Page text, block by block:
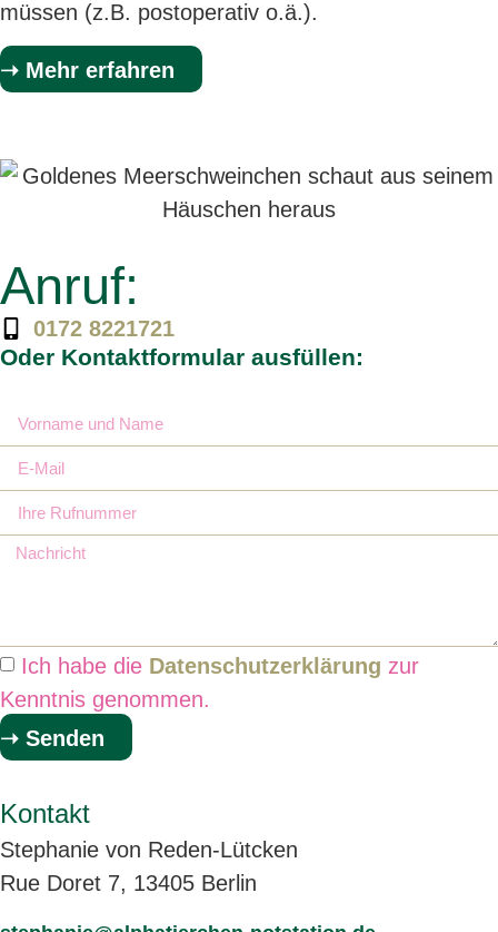
müssen (z.B. postoperativ o.ä.).
➝ Mehr erfahren
Anruf:
0172 8221721
Oder Kontaktformular ausfüllen:
Ich habe die Datenschutzerklärung zur
Kenntnis genommen.
➝ Senden
Kontakt
Stephanie von Reden-Lütcken
Rue Doret 7, 13405 Berlin